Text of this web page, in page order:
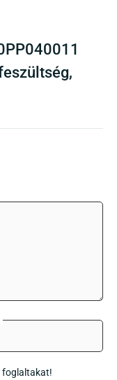
foglaltakat!